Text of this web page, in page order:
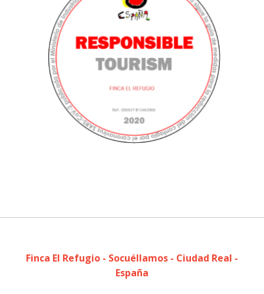
Finca El Refugio - Socuéllamos - Ciudad Real -
España